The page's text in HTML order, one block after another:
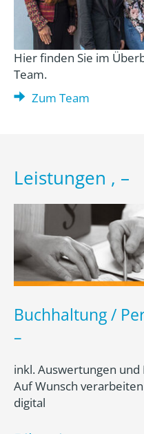
Hier finden Sie im
Team.
Zum Team
Leistungen , –
Buchhaltung /
–
inkl. Auswertungen und
Auf Wunsch
digital